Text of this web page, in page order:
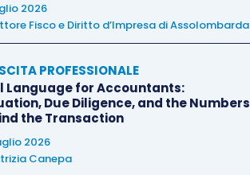
2026
Fisco e Diritto d’Impresa di Assolombarda
PROFESSIONALE
Language for Accountants:
Due Diligence, and the Numbers
the Transaction
2026
Canepa